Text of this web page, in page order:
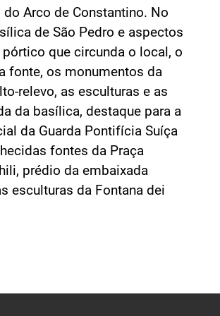
do Arco de Constantino. No
de São Pedro e aspectos
que circunda o local, o
fonte, os monumentos da
relevo, as esculturas e as
da basílica, destaque para a
da Guarda Pontifícia Suíça
fontes da Praça
prédio da embaixada
esculturas da Fontana dei